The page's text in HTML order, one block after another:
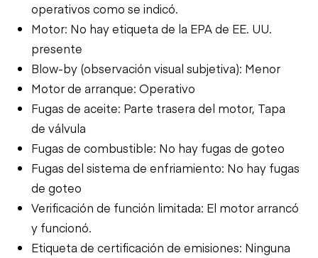
operativos como se indicó.
Motor: No hay etiqueta de la EPA de EE. UU.
presente
Blow-by (observación visual subjetiva): Menor
Motor de arranque: Operativo
Fugas de aceite: Parte trasera del motor, Tapa
de válvula
Fugas de combustible: No hay fugas de goteo
Fugas del sistema de enfriamiento: No hay fugas
de goteo
Verificación de función limitada: El motor arrancó
y funcionó.
Etiqueta de certificación de emisiones: Ninguna